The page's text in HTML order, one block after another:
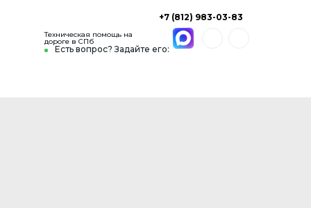
Есть вопрос? Задайте его:
+7 (812) 983-03-83
Техническая помощь на
дороге в СПб